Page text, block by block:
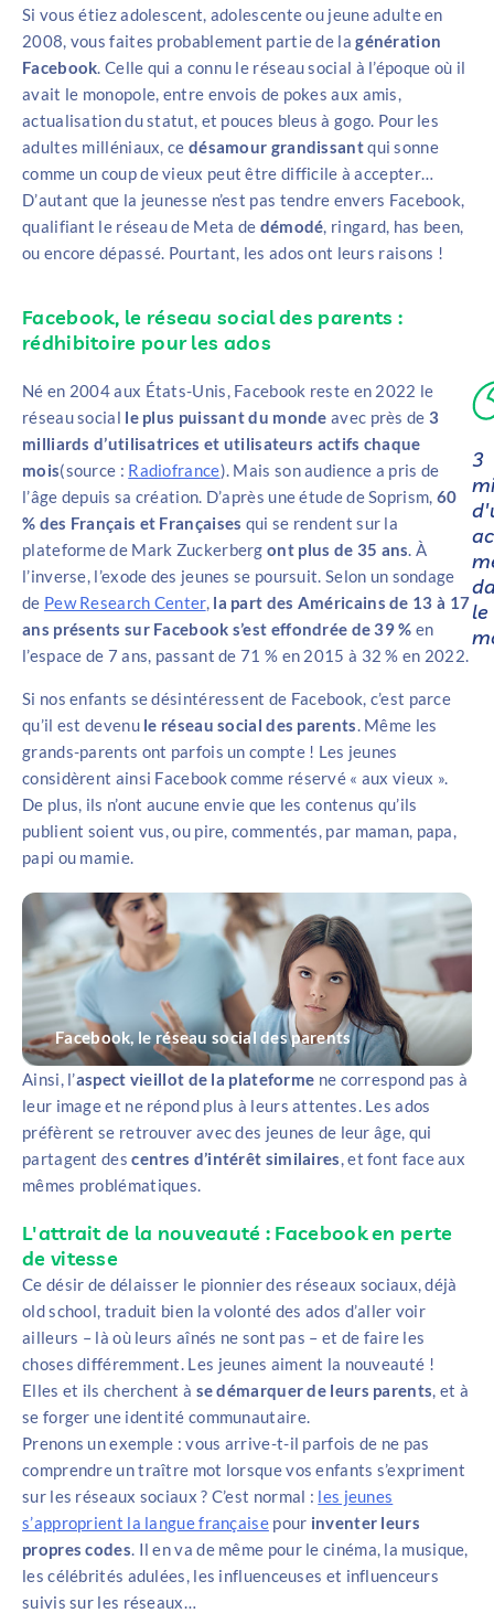
Si vous étiez adolescent, adolescente ou jeune adulte en
2008, vous faites probablement partie de lagénération
Facebook. Celle qui a connu le réseau social à l’époque où il
avait le monopole, entre envois de pokes aux amis,
actualisation du statut, et pouces bleus à gogo. Pour les
adultes milléniaux, ce désamour grandissantqui sonne
comme un coup de vieux peut être difficile à accepter…
D’autant que la jeunesse n’est pas tendre envers Facebook,
qualifiant le réseau de Meta de démodé, ringard, has been,
ou encore dépassé. Pourtant, les ados ont leurs raisons !
Facebook, le réseau social des parents :
rédhibitoire pour les ados
Né en 2004 aux États-Unis, Facebook reste en 2022 le
réseau social le plus puissant du monde avec près de 3
milliards d’utilisatrices et utilisateurs actifs chaque
mois(source : Radiofrance). Mais son audience a pris de
l’âge depuis sa création. D’après une étude de Soprism, 60
% des Français et Françaises qui se rendent sur la
plateforme de Mark Zuckerbergont plus de 35 ans. À
l’inverse, l’exode des jeunes se poursuit. Selon un sondage
de Pew Research Center, la part des Américains de 13 à 17
ans présents sur Facebook s’est effondrée de 39 % en
l’espace de 7 ans, passant de 71 % en 2015 à 32 % en 2022.
3
le
Si nos enfants se désintéressent de Facebook, c’est parce
qu’il est devenu le réseau social des parents. Même les
grands-parents ont parfois un compte ! Les jeunes
considèrent ainsi Facebook comme réservé « aux vieux ».
De plus, ils n’ont aucune envie que les contenus qu’ils
publient soient vus, ou pire, commentés, par maman, papa,
papi ou mamie.
Facebook, le réseau social des parents
Ainsi, l’aspect vieillot de la plateforme ne correspond pas à
leur image et ne répond plus à leurs attentes. Les ados
préfèrent se retrouver avec des jeunes de leur âge, qui
partagent descentres d’intérêt similaires, et font face aux
mêmes problématiques.
L'attrait de la nouveauté : Facebook en perte
de vitesse
Ce désir de délaisser le pionnier des réseaux sociaux, déjà
old school, traduit bien la volonté des ados d’aller voir
ailleurs – là où leurs aînés ne sont pas – et de faire les
choses différemment. Les jeunes aiment la nouveauté !
Elles et ils cherchent à se démarquer de leurs parents, et à
se forger une identité communautaire.
Prenons un exemple : vous arrive-t-il parfois de ne pas
comprendre un traître mot lorsque vos enfants s’expriment
sur les réseaux sociaux ? C’est normal : les jeunes
s’approprient la langue françaisepour inventer leurs
propres codes. Il en va de même pour le cinéma, la musique,
les célébrités adulées, les influenceuses et influenceurs
suivis sur les réseaux…